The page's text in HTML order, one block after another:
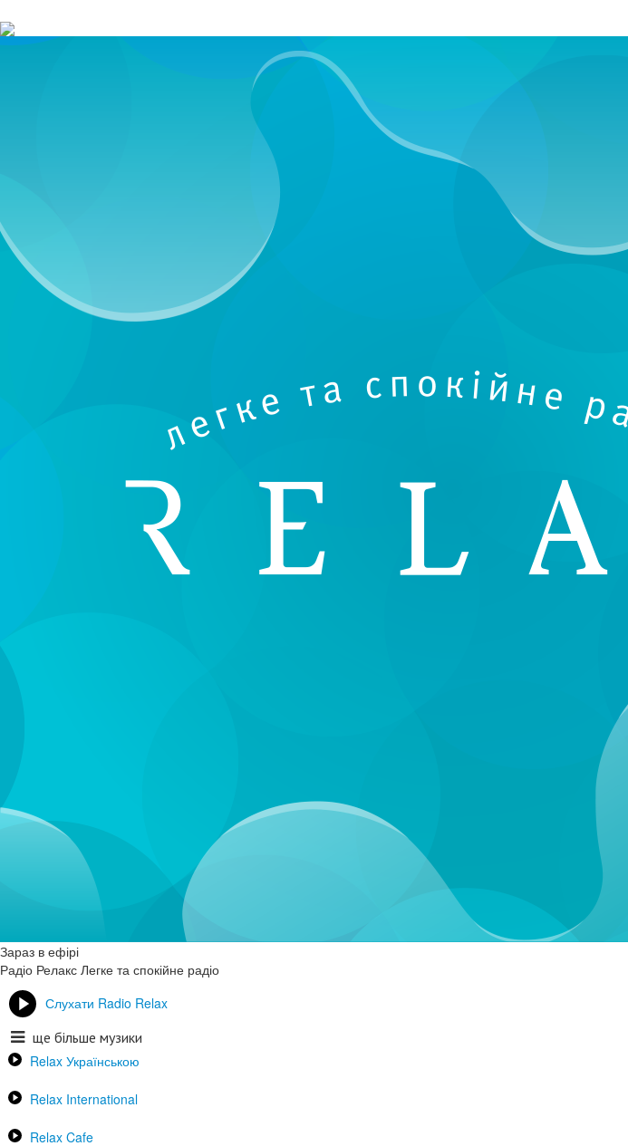
Зараз в ефірі
Радіо Релакс Легке та спокійне радіо
Слухати Radio Relax
ще більше музики
Relax Українською
Relax International
Relax Cafe